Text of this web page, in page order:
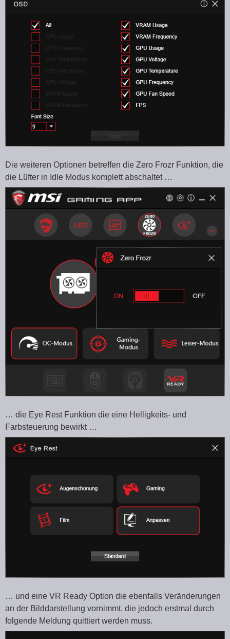
Die weiteren Optionen betreffen die Zero Frozr Funktion, die
die Lüfter in Idle Modus komplett abschaltet …
… die Eye Rest Funktion die eine Helligkeits- und
Farbsteuerung bewirkt …
… und eine VR Ready Option die ebenfalls Veränderungen
an der Bilddarstellung vornimmt, die jedoch erstmal durch
folgende Meldung quittiert werden muss.